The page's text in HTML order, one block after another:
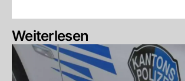
Weiterlesen